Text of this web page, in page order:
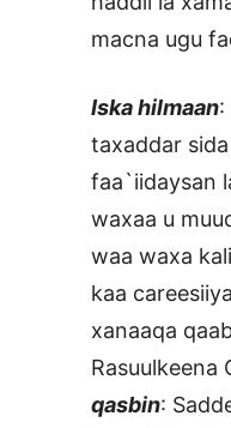
macna ugu
Iska hilmaan:
taxaddar
faa`iidaysan
waxaa u
waa waxa
kaa
xanaaqa
Rasuulkeena
qasbin: